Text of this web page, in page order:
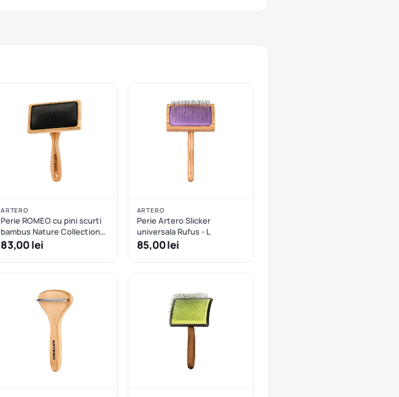
ARTERO
Perie ROMEO cu pini scurti
bambus Nature Collection
ARTERO - L
83,00 lei
ARTERO
Perie Artero Slicker
universala Rufus - L
85,00 lei